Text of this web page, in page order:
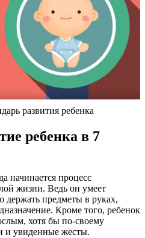
развития ребенка
ребенка в 7
начинается процесс
жизни. Ведь он умеет
держать предметы в руках,
Кроме того, ребенок
хотя бы по-своему
и увиденные жесты.